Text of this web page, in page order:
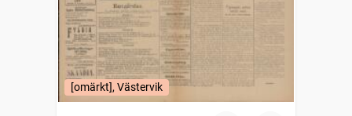
[omärkt], Västervik